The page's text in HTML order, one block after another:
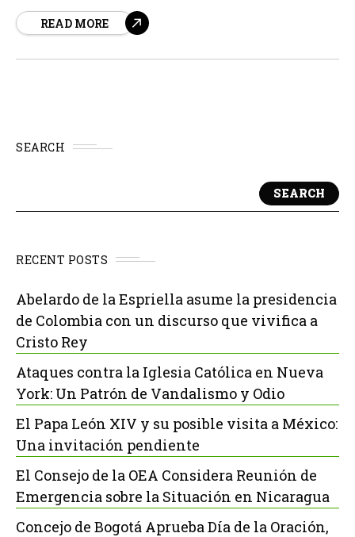
Además de las razones conocidas, como el consumo de
READ MORE
SEARCH
SEARCH
RECENT POSTS
Abelardo de la Espriella asume la presidencia
de Colombia con un discurso que vivifica a
Cristo Rey
Ataques contra la Iglesia Católica en Nueva
York: Un Patrón de Vandalismo y Odio
El Papa León XIV y su posible visita a México:
Una invitación pendiente
El Consejo de la OEA Considera Reunión de
Emergencia sobre la Situación en Nicaragua
Concejo de Bogotá Aprueba Día de la Oración,